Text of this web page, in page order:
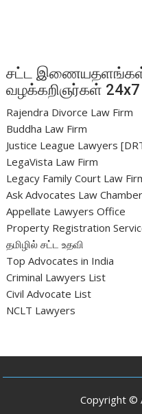
சட்ட
வழக்கறிஞர்கள் 24x7
Rajendra Divorce Law Firm
Buddha Law Firm
Justice League Lawyers
LegaVista Law Firm
Legacy Family Court Law
Ask Advocates Law Chamber
Appellate Lawyers Office
Property Registration
தமிழில் சட்ட உதவி
Top Advocates in India
Criminal Lawyers List
Civil Advocate List
NCLT Lawyers
Copyright ©